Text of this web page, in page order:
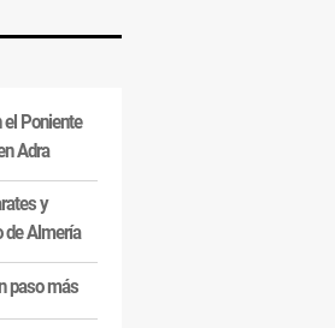
el Poniente
Adra
y
de Almería
paso más